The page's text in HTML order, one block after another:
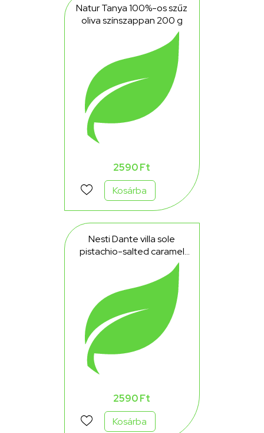
Natur Tanya 100%-os szűz
oliva színszappan 200 g
2590 Ft
Kosárba
Nesti Dante villa sole
pistachio-salted caramel
natúr szappan 250 g
2590 Ft
Kosárba